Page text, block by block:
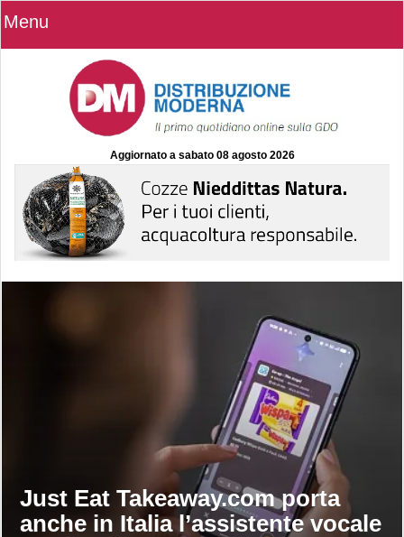
Menu
Aggiornato a sabato 08 agosto 2026
Just Eat Takeaway.com porta
anche in Italia l’assistente vocale